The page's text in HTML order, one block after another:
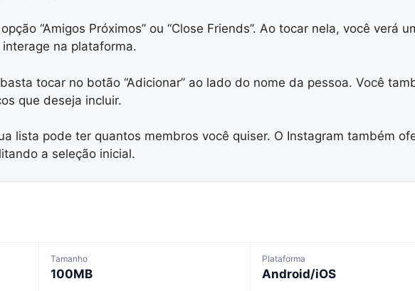
“Amigos Próximos” ou “Close Friends”. Ao tocar nela, você verá
na plataforma.
tocar no botão “Adicionar” ao lado do nome da pessoa. Você
que deseja incluir.
lista pode ter quantos membros você quiser. O Instagram também
a seleção inicial.
Tamanho
100MB
Plataforma
Android/iOS